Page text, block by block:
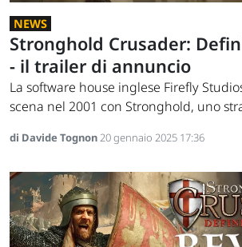
NEWS
Stronghold Crusader:
- il trailer di annuncio
La software house inglese Firefly
scena nel 2001 con Stronghold, uno
di Davide Tognon20 gennaio 2025 17:36